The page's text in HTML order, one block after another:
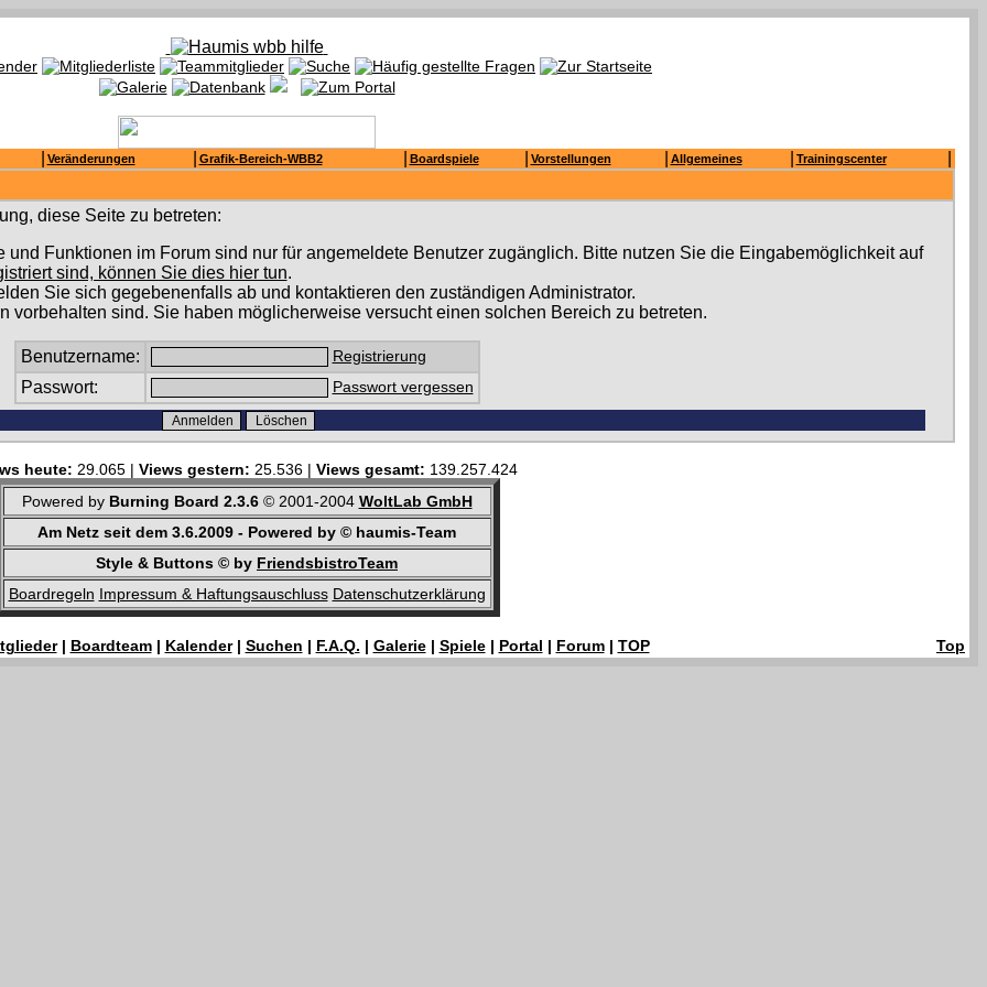
Veränderungen Grafik-Bereich-WBB2 Boardspiele Vorstellungen Allgemeines Trainingscenter
diese Seite zu betreten:
Funktionen im Forum sind nur für angemeldete Benutzer zugänglich. Bitte nutzen Sie die Eingabemöglichkeit auf
sind, können Sie dies hier tun.
Sie sich gegebenenfalls ab und kontaktieren den zuständigen Administrator.
vorbehalten sind. Sie haben möglicherweise versucht einen solchen Bereich zu betreten.
Benutzername: Registrierung
Passwort: Passwort vergessen
heute: 29.065 | Views gestern: 25.536 | Views gesamt: 139.257.424
Powered by Burning Board 2.3.6© 2001-2004 WoltLab GmbH
Am Netz seit dem 3.6.2009 - Powered by © haumis-Team
Style & Buttons © by FriendsbistroTeam
Boardregeln Impressum & Haftungsauschluss Datenschutzerklärung
| Boardteam| Kalender| Suchen | F.A.Q. | Galerie| Spiele| Portal | Forum| TOP Top